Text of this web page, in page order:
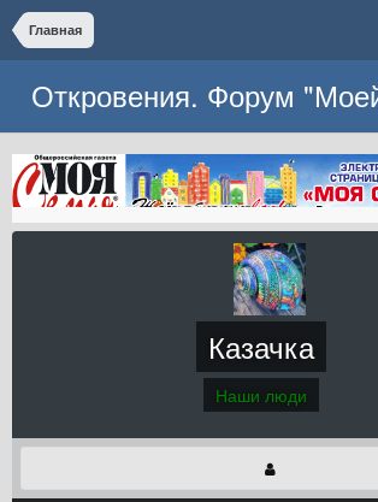
Главная
Откровения. Форум
Казачка
Наши люди